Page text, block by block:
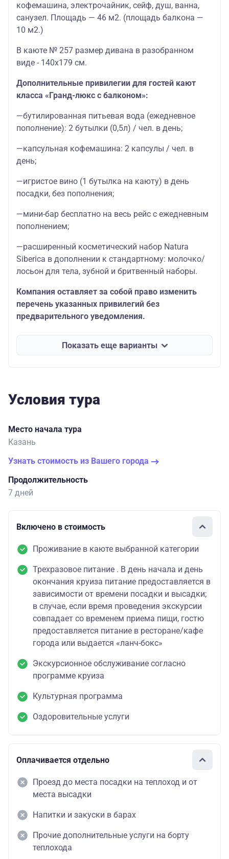
кофемашина, электрочайник, cейф, душ, ванна,
санузел. Площадь — 46 м2. (площадь балкона —
10 м2.)
В каюте № 257 размер дивана в разобранном
виде - 140х179 см.
Дополнительные привилегии для гостей кают
класса «Гранд-люкс с балконом»:
—бутилированная питьевая вода (ежедневное
пополнение): 2 бутылки (0,5л) / чел. в день;
—капсульная кофемашина: 2 капсулы / чел. в
день;
—игристое вино (1 бутылка на каюту) в день
посадки, без пополнения;
—мини-бар бесплатно на весь рейс с ежедневным
пополнением;
—расширенный косметический набор Natura
Siberica в дополнении к стандартному: молочко/
лосьон для тела, зубной и бритвенный наборы.
Компания оставляет за собой право изменить
перечень указанных привилегий без
предварительного уведомления.
Показать еще варианты
Условия тура
Место начала тура
Казань
Узнать стоимость из Вашего города
Продолжительность
7 дней
Включено в стоимость
Проживание в каюте выбранной категории
Трехразовое питание . В день начала и день
окончания круиза питание предоставляется в
зависимости от времени посадки и высадки;
в случае, если время проведения экскурсии
совпадает со временем приема пищи, гостю
предоставляется питание в ресторане/кафе
города или выдается «ланч-бокс»
Экскурсионное обслуживание согласно
программе круиза
Культурная программа
Оздоровительные услуги
Оплачивается отдельно
Проезд до места посадки на теплоход и от
места высадки
Напитки и закуски в барах
Прочие дополнительные услуги на борту
теплохода